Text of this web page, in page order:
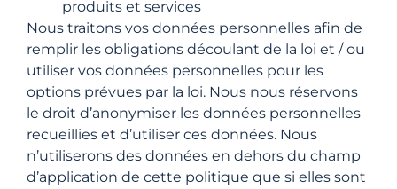
produits et services
Nous traitons vos données personnelles afin de
remplir les obligations découlant de la loi et / ou
utiliser vos données personnelles pour les
options prévues par la loi. Nous nous réservons
le droit d’anonymiser les données personnelles
recueillies et d’utiliser ces données. Nous
n’utiliserons des données en dehors du champ
d’application de cette politique que si elles sont